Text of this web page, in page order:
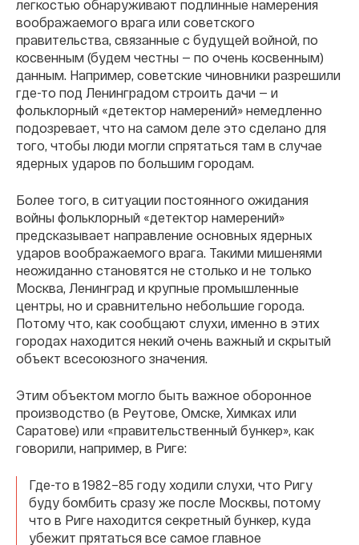
легкостью обнаруживают подлинные намерения
воображаемого врага или советского
правительства, связанные с будущей войной, по
косвенным (будем честны — по очень косвенным)
данным. Например, советские чиновники разрешили
где-то под Ленинградом строить дачи — и
фольклорный «детектор намерений» немедленно
подозревает, что на самом деле это сделано для
того, чтобы люди могли спрятаться там в случае
ядерных ударов по большим городам.
Более того, в ситуации постоянного ожидания
войны фольклорный «детектор намерений»
предсказывает направление основных ядерных
ударов воображаемого врага. Такими мишенями
неожиданно становятся не столько и не только
Москва, Ленинград и крупные промышленные
центры, но и сравнительно небольшие города.
Потому что, как сообщают слухи, именно в этих
городах находится некий очень важный и скрытый
объект всесоюзного значения.
Этим объектом могло быть важное оборонное
производство (в Реутове, Омске, Химках или
Саратове) или «правительственный бункер», как
говорили, например, в Риге:
Где-то в 1982–85 году ходили слухи, что Ригу
буду бомбить сразу же после Москвы, потому
что в Риге находится секретный бункер, куда
убежит прятаться все самое главное